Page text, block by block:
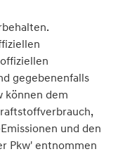
gegebenenfalls
können dem
und den
Pkw' entnommen